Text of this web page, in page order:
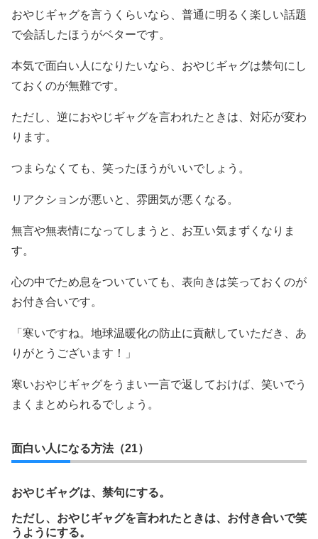
おやじギャグを言うくらいなら、普通に明るく楽しい話題
で会話したほうがベターです。
本気で面白い人になりたいなら、おやじギャグは禁句にし
ておくのが無難です。
ただし、逆におやじギャグを言われたときは、対応が変わ
ります。
つまらなくても、笑ったほうがいいでしょう。
リアクションが悪いと、雰囲気が悪くなる。
無言や無表情になってしまうと、お互い気まずくなりま
す。
心の中でため息をついていても、表向きは笑っておくのが
お付き合いです。
「寒いですね。地球温暖化の防止に貢献していただき、あ
りがとうございます！」
寒いおやじギャグをうまい一言で返しておけば、笑いでう
まくまとめられるでしょう。
面白い人になる方法（21）
おやじギャグは、禁句にする。
ただし、おやじギャグを言われたときは、お付き合いで笑
うようにする。